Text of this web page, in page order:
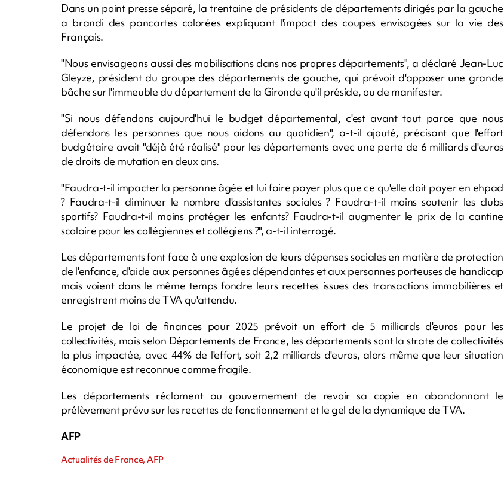
Dans un point presse séparé, la trentaine de présidents de départements dirigés par la gauche
a brandi des pancartes colorées expliquant l'impact des coupes envisagées sur la vie des
Français.
"Nous envisageons aussi des mobilisations dans nos propres départements", a déclaré Jean-Luc
Gleyze, président du groupe des départements de gauche, qui prévoit d'apposer une grande
bâche sur l'immeuble du département de la Gironde qu'il préside, ou de manifester.
"Si nous défendons aujourd'hui le budget départemental, c'est avant tout parce que nous
défendons les personnes que nous aidons au quotidien", a-t-il ajouté, précisant que l'effort
budgétaire avait "déjà été réalisé" pour les départements avec une perte de 6 milliards d'euros
de droits de mutation en deux ans.
"Faudra-t-il impacter la personne âgée et lui faire payer plus que ce qu'elle doit payer en ehpad
? Faudra-t-il diminuer le nombre d'assistantes sociales ? Faudra-t-il moins soutenir les clubs
sportifs? Faudra-t-il moins protéger les enfants? Faudra-t-il augmenter le prix de la cantine
scolaire pour les collégiennes et collégiens ?", a-t-il interrogé.
Les départements font face à une explosion de leurs dépenses sociales en matière de protection
de l'enfance, d'aide aux personnes âgées dépendantes et aux personnes porteuses de handicap
mais voient dans le même temps fondre leurs recettes issues des transactions immobilières et
enregistrent moins de TVA qu'attendu.
Le projet de loi de finances pour 2025 prévoit un effort de 5 milliards d'euros pour les
collectivités, mais selon Départements de France, les départements sont la strate de collectivités
la plus impactée, avec 44% de l'effort, soit 2,2 milliards d'euros, alors même que leur situation
économique est reconnue comme fragile.
Les départements réclament au gouvernement de revoir sa copie en abandonnant le
prélèvement prévu sur les recettes de fonctionnement et le gel de la dynamique de TVA.
AFP
Actualités de France, AFP